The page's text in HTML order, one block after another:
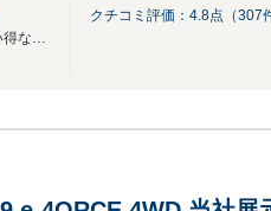
◆◆◆夏得！中古車ＳＡＬＥ 開催中！ お買い得なお車を多数用意しております◆◆◆
クチコミ評価： 4.8点（307